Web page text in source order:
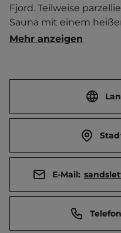
Fjord. Teilweise
Sauna mit einem
gegessen und
Mehr anzeigen
E-Mail: